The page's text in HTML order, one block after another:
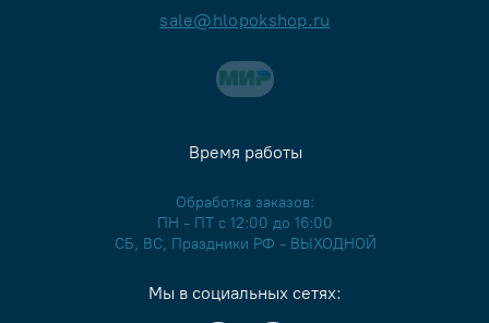
sale@hlopokshop.ru
Время работы
Обработка заказов:
ПН - ПТ с 12:00 до 16:00
СБ, ВС, Праздники РФ - ВЫХОДНОЙ
Мы в социальных сетях: